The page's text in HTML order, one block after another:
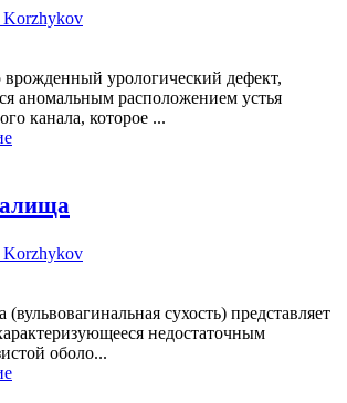
Korzhykov
урологический дефект,
аномальным расположением устья
канала, которое ...
Korzhykov
сухость) представляет
недостаточным
оболо...